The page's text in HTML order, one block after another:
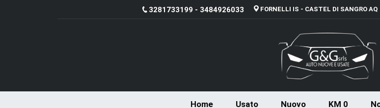
FORNELLI IS - CASTEL DI SANGRO AQ
3281733199 - 3484926033
Home Usato Nuovo KM 0